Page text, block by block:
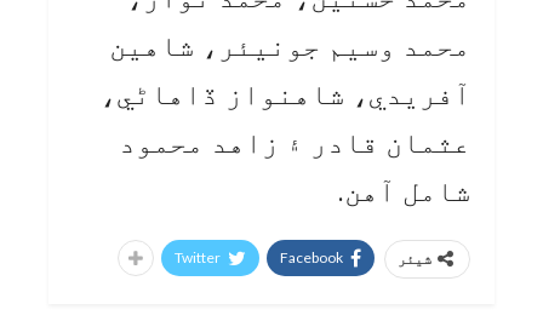
محمد وسيم جونيئر، شاهين
آفريدي، شاهنواز ڏاهاڻي،
عثمان قادر ۽ زاهد محمود
شامل آهن.
شیئر Facebook
Twitter